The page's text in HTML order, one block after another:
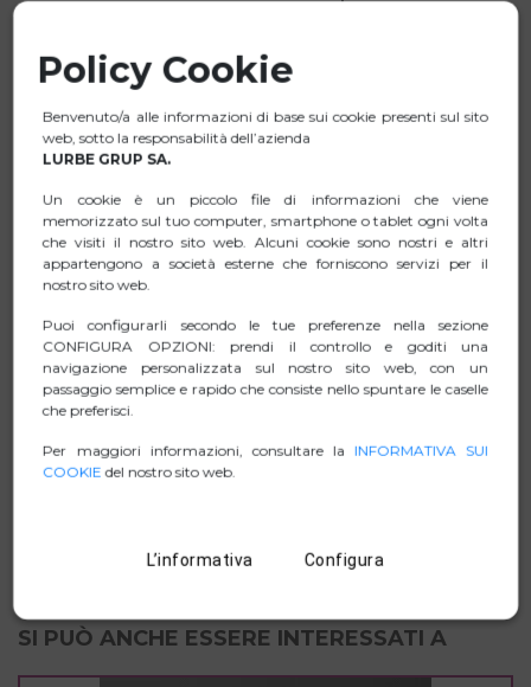
Dimensioni ridotte e leggerezza straordinaria, facile da
portare in viaggio.
Compatto, leggero, mobile.
Non necessita di alimentazione esterna.
Compatibile con USB 3.0, 2.0 e 1.1.
Supporta velocità di trasferimento dati di
1,5/12/480Mbps e 5Gbps.
SCHEDA TECNICA
ZIP IMMAGINI
MANUAL
SI PUÒ ANCHE ESSERE INTERESSATI A
Policy Cookie
Benvenuto/a alle informazioni di base sui cookie presenti sul sito
web, sotto la responsabilità dell’azienda
LURBE GRUP SA.
Un cookie è un piccolo file di informazioni che viene
memorizzato sul tuo computer, smartphone o tablet ogni volta
che visiti il nostro sito web. Alcuni cookie sono nostri e altri
appartengono a società esterne che forniscono servizi per il
nostro sito web.
Puoi configurarli secondo le tue preferenze nella sezione
CONFIGURA OPZIONI: prendi il controllo e goditi una
navigazione personalizzata sul nostro sito web, con un
passaggio semplice e rapido che consiste nello spuntare le caselle
che preferisci.
Per maggiori informazioni, consultare la INFORMATIVA SUI
COOKIEdel nostro sito web.
L’informativa Configura